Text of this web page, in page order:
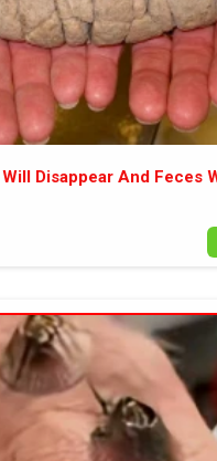
Disappear And Feces